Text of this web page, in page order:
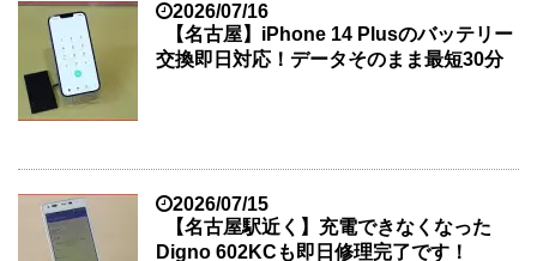
2026/07/16
【名古屋】iPhone 14 Plusのバッテリー
交換即日対応！データそのまま最短30分
2026/07/15
【名古屋駅近く】充電できなくなった
Digno 602KCも即日修理完了です！